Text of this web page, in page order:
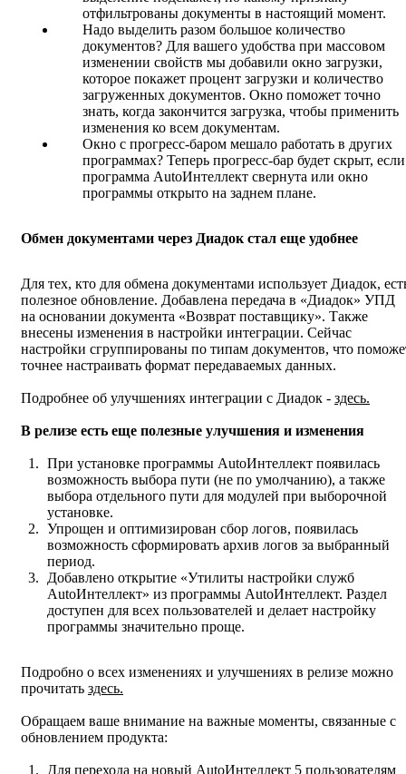
отфильтрованы документы в настоящий момент.
Надо выделить разом большое количество
документов? Для вашего удобства при массовом
изменении свойств мы добавили окно загрузки,
которое покажет процент загрузки и количество
загруженных документов. Окно поможет точно
знать, когда закончится загрузка, чтобы применить
изменения ко всем документам.
Окно с прогресс-баром мешало работать в других
программах? Теперь прогресс-бар будет скрыт, если
программа AutoИнтеллект свернута или окно
программы открыто на заднем плане.
Обмен документами через Диадок стал еще удобнее
Для тех, кто для обмена документами использует Диадок,
полезное обновление. Добавлена передача в «Диадок» УПД
на основании документа «Возврат поставщику». Также
внесены изменения в настройки интеграции. Сейчас
настройки сгруппированы по типам документов, что
точнее настраивать формат передаваемых данных.
Подробнее об улучшениях интеграции с Диадок - здесь.
В релизе есть еще полезные улучшения и изменения
При установке программы AutoИнтеллект появилась
возможность выбора пути (не по умолчанию), а также
выбора отдельного пути для модулей при выборочной
установке.
Упрощен и оптимизирован сбор логов, появилась
возможность сформировать архив логов за выбранный
период.
Добавлено открытие «Утилиты настройки служб
AutoИнтеллект» из программы AutoИнтеллект. Раздел
доступен для всех пользователей и делает настройку
программы значительно проще.
Подробно о всех изменениях и улучшениях в релизе можно
прочитать здесь.
Обращаем ваше внимание на важные моменты, связанные с
обновлением продукта:
Для перехода на новый AutoИнтеллект 5 пользователям